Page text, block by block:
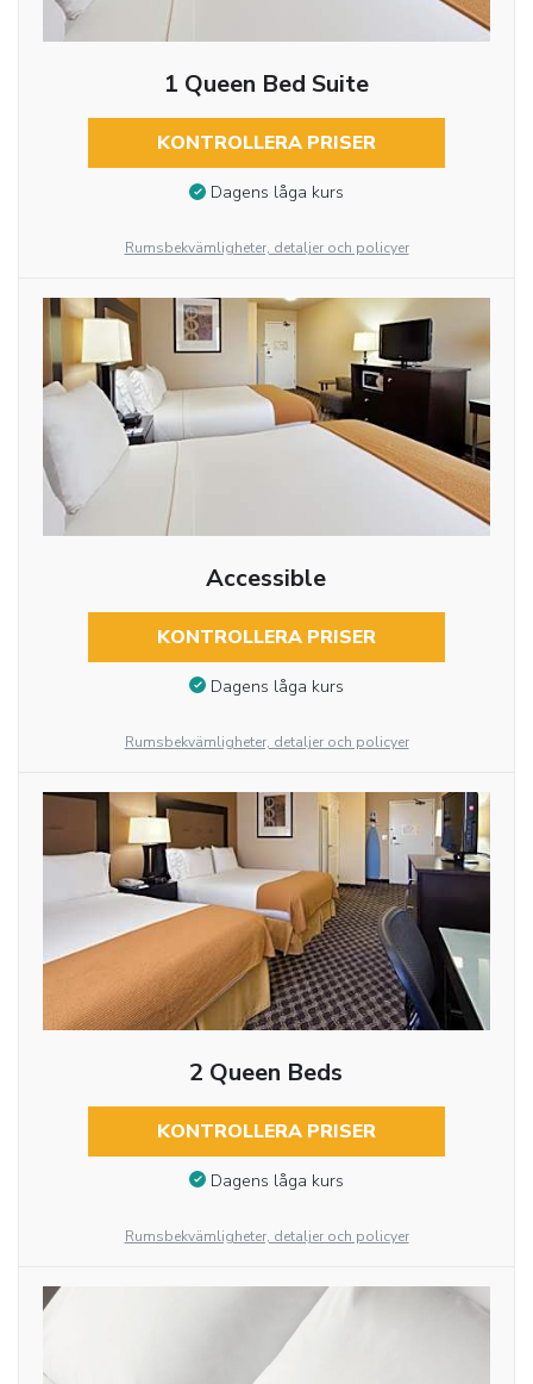
1 Queen Bed Suite
KONTROLLERA PRISER
Dagens låga kurs
Rumsbekvämligheter, detaljer och policyer
Accessible
KONTROLLERA PRISER
Dagens låga kurs
Rumsbekvämligheter, detaljer och policyer
2 Queen Beds
KONTROLLERA PRISER
Dagens låga kurs
Rumsbekvämligheter, detaljer och policyer